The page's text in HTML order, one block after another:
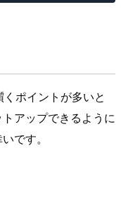
ポイントが多いと
アップできるように
です。